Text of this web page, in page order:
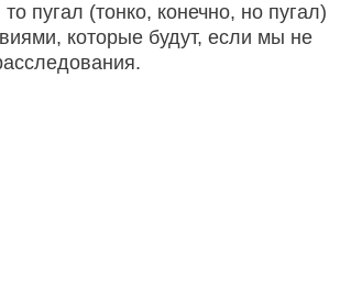
пугал (тонко, конечно, но пугал)
которые будут, если мы не